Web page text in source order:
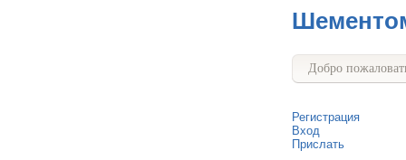
Добро
Регистрация
Вход
Прислать